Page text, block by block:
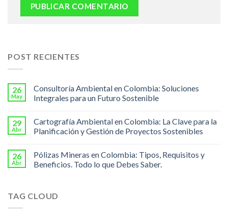
POST RECIENTES
26
May
Consultoría Ambiental en Colombia: Soluciones
Integrales para un Futuro Sostenible
29
Abr
Cartografía Ambiental en Colombia: La Clave para la
Planificación y Gestión de Proyectos Sostenibles
26
Abr
Pólizas Mineras en Colombia: Tipos, Requisitos y
Beneficios. Todo lo que Debes Saber.
TAG CLOUD